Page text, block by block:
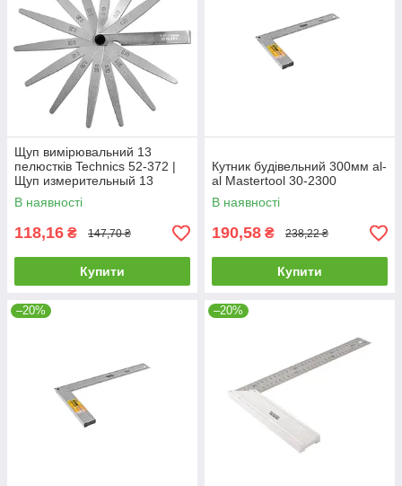
Щуп вимірювальний 13
пелюстків Technics 52-372 |
Щуп измерительный 13
лепестков Technics
В наявності
118,16 ₴ 147,70 ₴
Купити
Кутник будівельний 300мм al-
al Mastertool 30-2300
В наявності
190,58 ₴ 238,22 ₴
Купити
–20% –20%